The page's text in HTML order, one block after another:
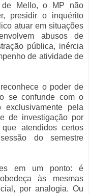
Mello, o MP não
presidir o inquérito
atuar em situações
abusos de
pública, inércia
de atividade de
o poder de
se confunde com o
pela
de investigação por
atendidos certos
do semestre
em um ponto: é
às mesmas
por analogia. Ou